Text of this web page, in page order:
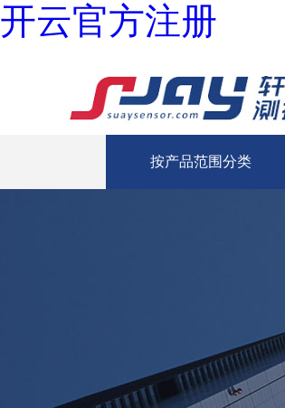
开云官方注册
按产品范围分类